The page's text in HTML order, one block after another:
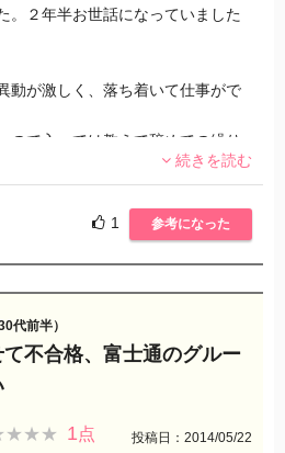
。２年半お世話になっていました
動が激しく、落ち着いて仕事がで
ので入っては教えて辞めての繰り
たが月に40時間を超えることもあ
全員、契約打ち切りになった
が良くないのか続かない人ばかり
フィスで仕事ができる環境ではな
仕事でした。
遣営業担当者は環境改善にいろい
変化はなく担当者もお手上げだっ
続きを読む
1 参考になった
代前半）
不合格、富士通のグルー
1点 投稿日：2014/05/22